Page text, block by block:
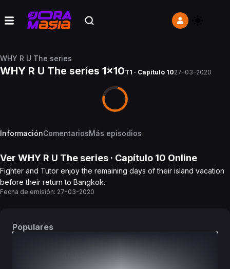
WHY R U The series
WHY R U The series 1x10T1 · Capítulo 1027-03-2020
InformaciónComentariosMás episodios
Ver WHY R U The series · Capítulo 10 Online
Fighter and Tutor enjoy the remaining days of their island vacation
before their return to Bangkok.
Fecha de emisión: 27-03-2020
Populares